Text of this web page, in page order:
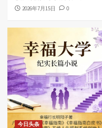
2026年7月15日 0
今日头条